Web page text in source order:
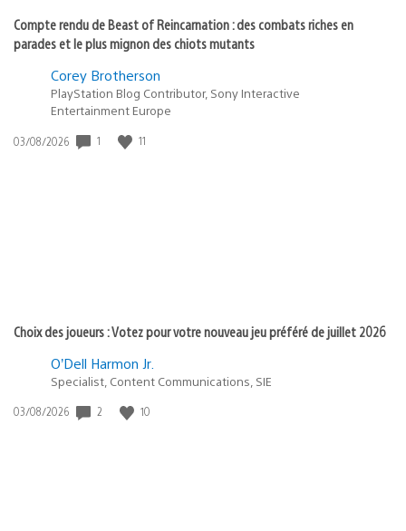
Compte rendu de Beast of Reincarnation : des combats riches en
parades et le plus mignon des chiots mutants
Corey Brotherson
PlayStation Blog Contributor, Sony Interactive
Entertainment Europe
Date
03/08/2026 1 11
Choix des joueurs : Votez pour votre nouveau jeu préféré de juillet 2026
O’Dell Harmon Jr.
Specialist, Content Communications, SIE
Date
03/08/2026 2 10